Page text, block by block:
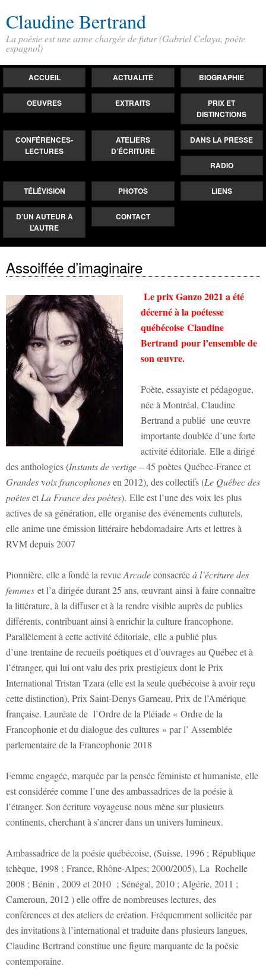
Claudine Bertrand
La poésie est une arme chargée de futur (Gabriel Celaya, poète
espagnol)
ACCUEIL ACTUALITÉ BIOGRAPHIE
OEUVRES EXTRAITS
PRIX ET
DISTINCTIONS
CONFÉRENCES-
LECTURES
ATELIERS
D’ÉCRITURE
DANS LA PRESSE
RADIO
TÉLÉVISION PHOTOS LIENS
D’UN AUTEUR À
L’AUTRE
CONTACT
Assoiffée d’imaginaire
Le prix Ganzo 2021 a été
décerné à la poétesse
québécoise Claudine
Bertrand pour l’ensemble de
son œuvre.
Poète, essayiste et pédagogue,
née à Montréal, Claudine
Bertrand a publié une œuvre
importante doublée d’une forte
activité éditoriale. Elle a dirigé
des anthologies (Instants de vertige– 45 poètes Québec-France et
Grandesvoix francophonesen 2012), des collectifs (Le Québec des
poèteset La France des poètes). Elle est l’une des voix les plus
actives de sa génération, elle organise des événements culturels,
elle anime une émission littéraire hebdomadaire Arts et lettres à
RVM depuis 2007
Pionnière, elle a fondé la revueArcadeconsacréeà l’écriture des
femmes et l’a dirigée durant 25 ans, œuvrant ainsi à faire connaître
la littérature, à la diffuser et à la rendre visible auprès de publics
différents, contribuant ainsi à enrichir la culture francophone.
Parallèlement à cette activité éditoriale, elle a publié plus
d’une trentaine de recueils poétiques et d’ouvrages au Québec et à
l’étranger, qui lui ont valu des prix prestigieux dont le Prix
International Tristan Tzara (elle est la seule québécoise à avoir reçu
cette distinction), Prix Saint-Denys Garneau, Prix de l’Amérique
française. Lauréate de l’Ordre de la Pléiade « Ordre de la
Francophonie et du dialogue des cultures » par l’ Assemblée
parlementaire de la Francophonie 2018
Femme engagée, marquée par la pensée féministe et humaniste, elle
est considérée comme l’une des ambassadrices de la poésie à
l’étranger. Son écriture voyageuse nous mène sur plusieurs
continents, cherchant à s’ancrer dans un univers lumineux.
Ambassadrice de la poésie québécoise, (Suisse, 1996 ; République
tchèque, 1998 ; France, Rhône-Alpes; 2000/2005), La Rochelle
2008 ; Bénin , 2009 et 2010 ; Sénégal, 2010 ; Algérie, 2011 ;
Cameroun, 2012 ) elle offre de nombreuses lectures, des
conférences et des ateliers de création. Fréquemment sollicitée par
des invitations à l’international et traduite dans plusieurs langues,
Claudine Bertrand constitue une figure marquante de la poésie
contemporaine.